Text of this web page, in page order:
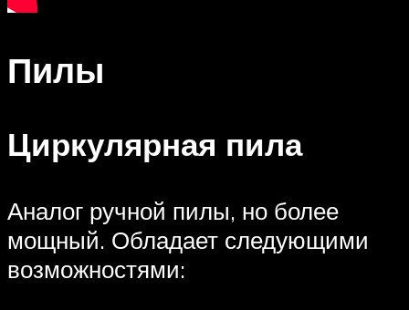
Пилы
Циркулярная пила
Аналог ручной пилы, но более
мощный. Обладает следующими
возможностями: